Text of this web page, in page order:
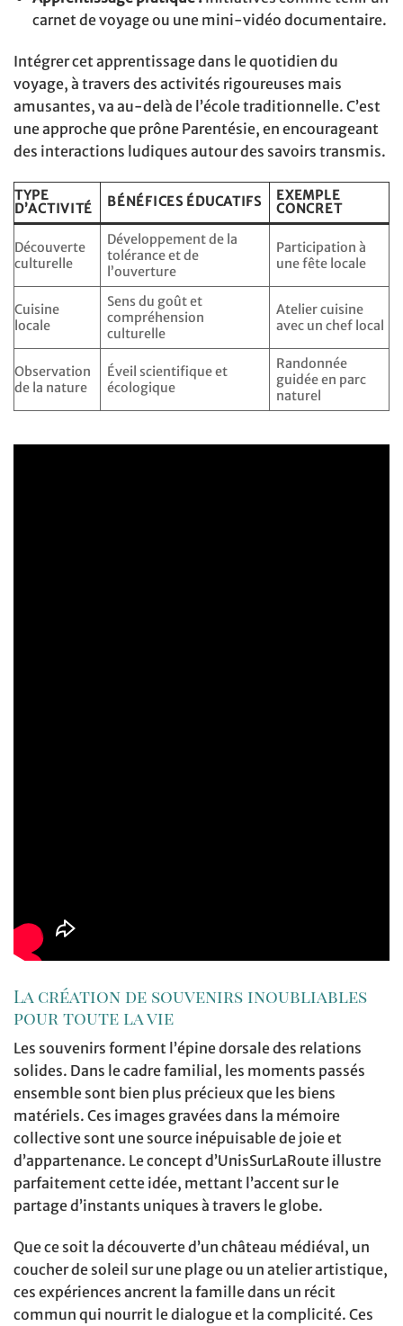
carnet de voyage ou une mini-vidéo documentaire.
Intégrer cet apprentissage dans le quotidien du
voyage, à travers des activités rigoureuses mais
amusantes, va au-delà de l’école traditionnelle. C’est
une approche que prône Parentésie, en encourageant
des interactions ludiques autour des savoirs transmis.
TYPE
D’ACTIVITÉ
BÉNÉFICES ÉDUCATIFS
EXEMPLE
CONCRET
Découverte
culturelle
Développement de la
tolérance et de
l’ouverture
Participation à
une fête locale
Cuisine
locale
Sens du goût et
compréhension
culturelle
Atelier cuisine
avec un chef local
Observation
de la nature
Éveil scientifique et
écologique
Randonnée
guidée en parc
naturel
La création de souvenirs inoubliables
pour toute la vie
Les souvenirs forment l’épine dorsale des relations
solides. Dans le cadre familial, les moments passés
ensemble sont bien plus précieux que les biens
matériels. Ces images gravées dans la mémoire
collective sont une source inépuisable de joie et
d’appartenance. Le concept d’UnisSurLaRoute illustre
parfaitement cette idée, mettant l’accent sur le
partage d’instants uniques à travers le globe.
Que ce soit la découverte d’un château médiéval, un
coucher de soleil sur une plage ou un atelier artistique,
ces expériences ancrent la famille dans un récit
commun qui nourrit le dialogue et la complicité. Ces